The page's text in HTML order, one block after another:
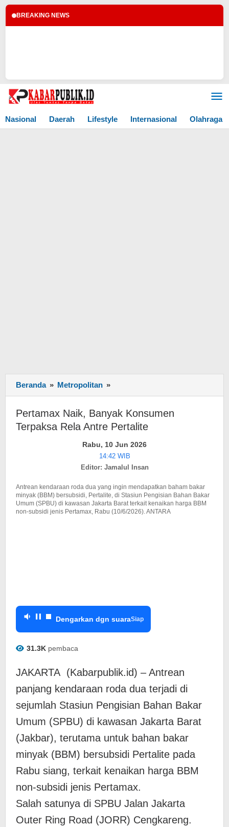
BREAKING NEWS
Lewati
Nasional
Daerah Lifestyle Internasional Olahraga
Beranda » Metropolitan »
Naik,
Banyak
Konsumen
Terpaksa
Rela
Antre
Pertalite
Pertamax Naik, Banyak Konsumen
Terpaksa Rela Antre Pertalite
Rabu, 10 Jun 2026
14:42 WIB
Editor: Jamalul Insan
Antrean kendaraan roda dua yang ingin mendapatkan baham bakar
minyak (BBM) bersubsidi, Pertalite, di Stasiun Pengisian Bahan Bakar
Umum (SPBU) di kawasan Jakarta Barat terkait kenaikan harga BBM
non-subsidi jenis Pertamax, Rabu (10/6/2026). ANTARA
Dengarkan dgn suaraSiap
31.3K pembaca
JAKARTA (Kabarpublik.id) – Antrean
panjang kendaraan roda dua terjadi di
sejumlah Stasiun Pengisian Bahan Bakar
Umum (SPBU) di kawasan Jakarta Barat
(Jakbar), terutama untuk bahan bakar
minyak (BBM) bersubsidi Pertalite pada
Rabu siang, terkait kenaikan harga BBM
non-subsidi jenis Pertamax.
Salah satunya di SPBU Jalan Jakarta
Outer Ring Road (JORR) Cengkareng.